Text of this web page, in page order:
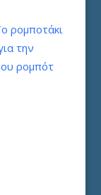
ρομποτάκι
την
ρομπότ